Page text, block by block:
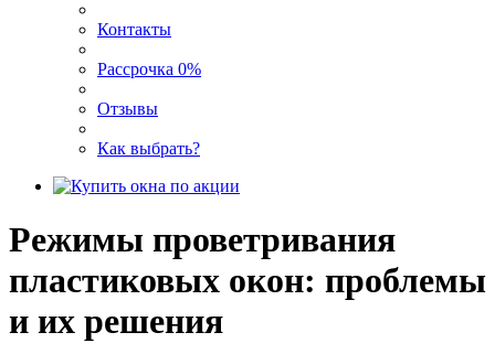
Контакты
Рассрочка 0%
Отзывы
Как выбрать?
Режимы проветривания
пластиковых окон: проблемы
и их решения